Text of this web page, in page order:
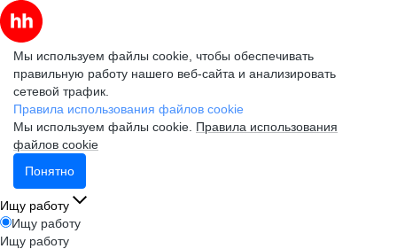
Мы используем файлы cookie, чтобы обеспечивать
правильную работу нашего веб-сайта и анализировать
сетевой трафик.
Правила использования файлов cookie
Мы используем файлы cookie. Правила использования
файлов cookie
Понятно
Ищу работу
Ищу работу
Ищу работу